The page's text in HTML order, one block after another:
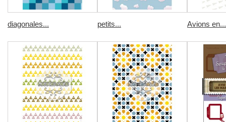
diagonales... petits... Avions en...